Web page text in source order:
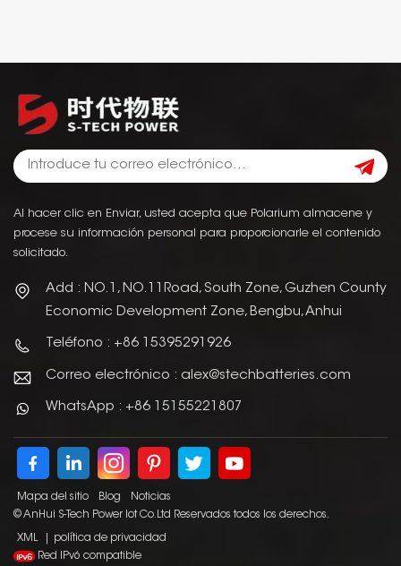
Al hacer clic en Enviar, usted acepta que Polarium almacene y
procese su información personal para proporcionarle el contenido
solicitado.
Add : NO.1, NO.11Road, South Zone, Guzhen County
Economic Development Zone, Bengbu, Anhui
Teléfono : +86 15395291926
Correo electrónico : alex@stechbatteries.com
WhatsApp : +86 15155221807
Mapa del sitio Blog
Noticias
© AnHui S-Tech Power Iot Co.Ltd Reservados todos los derechos.
XML
política de privacidad
Red IPv6 compatible